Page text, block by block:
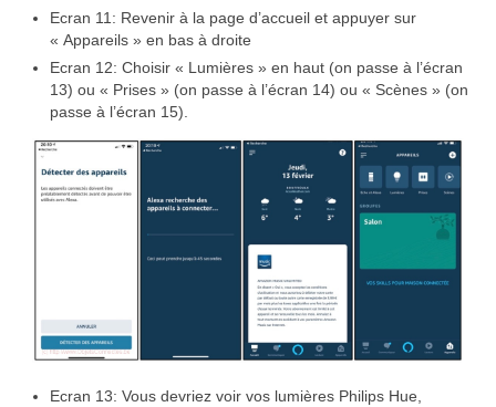
Ecran 11: Revenir à la page d’accueil et appuyer sur
« Appareils » en bas à droite
Ecran 12: Choisir « Lumières » en haut (on passe à l’écran
13) ou « Prises » (on passe à l’écran 14) ou « Scènes » (on
passe à l’écran 15).
Ecran 13: Vous devriez voir vos lumières Philips Hue,